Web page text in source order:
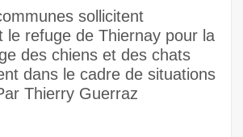
sollicitent
le refuge de Thiernay pour la
des chiens et des chats
dans le cadre de situations
Thierry Guerraz